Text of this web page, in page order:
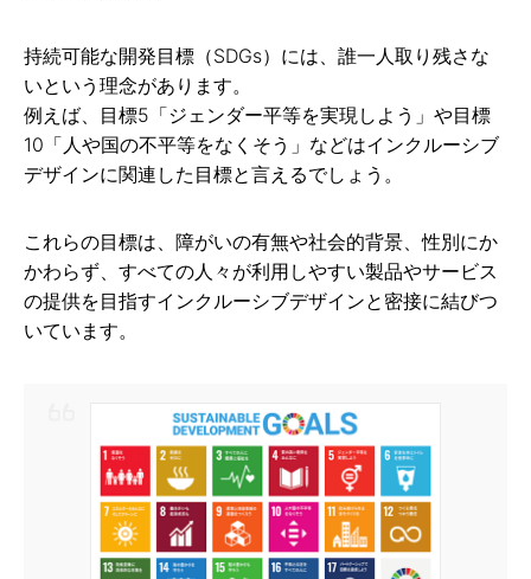
持続可能な開発目標（SDGs）には、誰一人取り残さな
いという理念があります。
例えば、目標5「ジェンダー平等を実現しよう」や目標
10「人や国の不平等をなくそう」などはインクルーシブ
デザインに関連した目標と言えるでしょう。
これらの目標は、障がいの有無や社会的背景、性別にか
かわらず、すべての人々が利用しやすい製品やサービス
の提供を目指すインクルーシブデザインと密接に結びつ
いています。